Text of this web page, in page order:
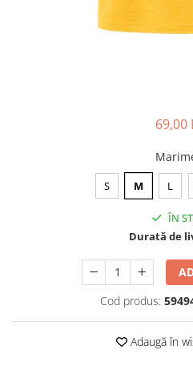
69,00
S M L
ÎN
Durată de
Cod produs:
Adaugă în